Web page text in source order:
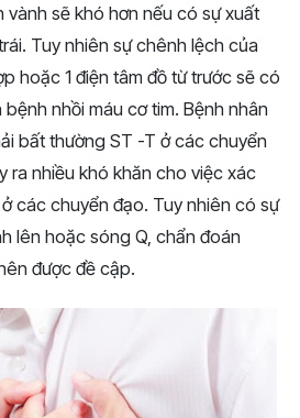
vành sẽ khó hơn nếu có sự xuất
Tuy nhiên sự chênh lệch của
hoặc 1 điện tâm đồ từ trước sẽ có
nhồi máu cơ tim. Bệnh nhân
bất thường ST -T ở các chuyển
ra nhiều khó khăn cho việc xác
các chuyển đạo. Tuy nhiên có sự
lên hoặc sóng Q, chẩn đoán
được đề cập.